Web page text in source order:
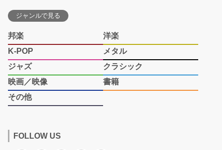
ジャンルで見る
邦楽
洋楽
K-POP
メタル
ジャズ
クラシック
映画／映像
書籍
その他
FOLLOW US